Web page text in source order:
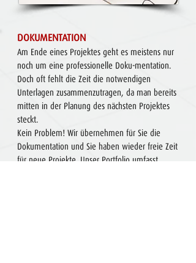
​DOKUMENTATION
Am Ende eines Projektes geht es meistens nur
noch um eine professionelle Doku-mentation.
Doch oft fehlt die Zeit die notwendigen
Unterlagen zusammenzutragen, da man bereits
mitten in der Planung des nächsten Projektes
steckt.
Kein Problem! Wir übernehmen für Sie die
Dokumentation und Sie haben wieder freie Zeit
für neue Projekte. Unser Portfolio umfasst